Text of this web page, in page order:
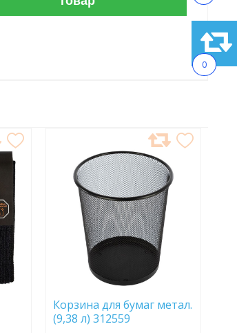
0
ДОБАВИТЬ
В
ИЗБРАННОЕ
Корзина для бумаг метал.
(9,38 л) 312559